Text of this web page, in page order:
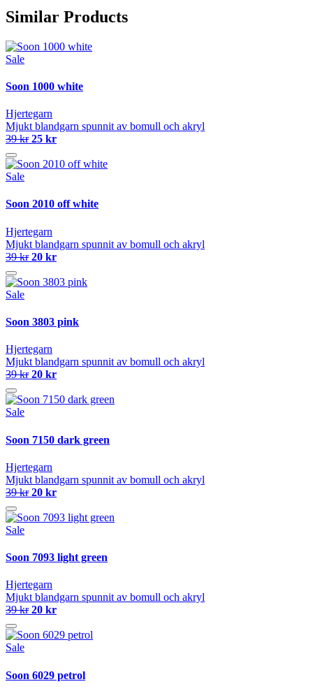
Similar Products
Sale
Soon 1000 white
Hjertegarn
Mjukt blandgarn spunnit av bomull och akryl
39 kr 25 kr
Sale
Soon 2010 off white
Hjertegarn
Mjukt blandgarn spunnit av bomull och akryl
39 kr 20 kr
Sale
Soon 3803 pink
Hjertegarn
Mjukt blandgarn spunnit av bomull och akryl
39 kr 20 kr
Sale
Soon 7150 dark green
Hjertegarn
Mjukt blandgarn spunnit av bomull och akryl
39 kr 20 kr
Sale
Soon 7093 light green
Hjertegarn
Mjukt blandgarn spunnit av bomull och akryl
39 kr 20 kr
Sale
Soon 6029 petrol